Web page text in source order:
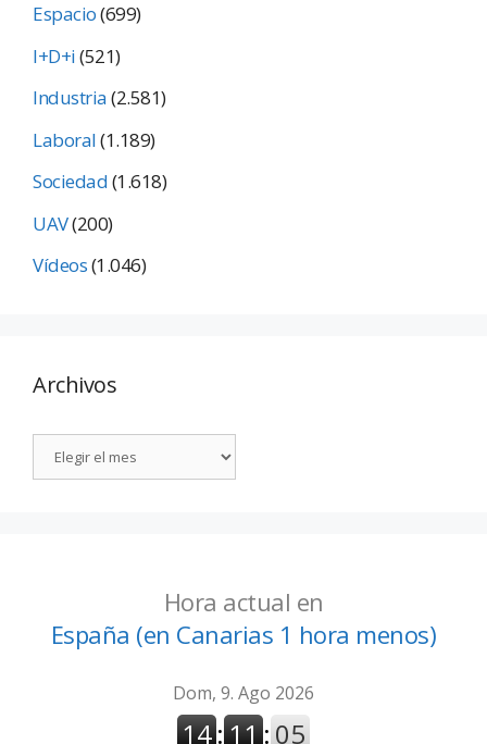
Espacio(699)
I+D+i(521)
Industria(2.581)
Laboral(1.189)
Sociedad(1.618)
UAV(200)
Vídeos(1.046)
Archivos
Hora actual en
España (en Canarias 1 hora menos)